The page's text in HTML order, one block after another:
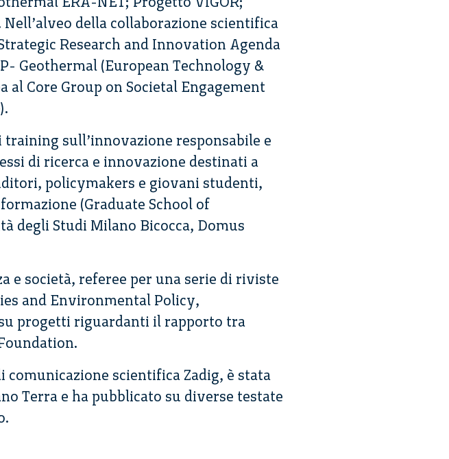
della collaborazione scientifica
Research and Innovation Agenda
Geothermal (European Technology &
Core Group on Societal Engagement
training sull’innovazione responsabile e
di ricerca e innovazione destinati a
policymakers e giovani studenti,
(Graduate School of
degli Studi Milano Bicocca, Domus
e società, referee per una serie di rivi­ste
and Environmental Policy,
progetti riguardanti il rapporto tra
comunicazione scientifica Zadig, è stata
Terra e ha pubblicato su diverse testate